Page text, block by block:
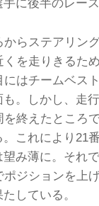
に後半のレース
らステアリン
を走りきるた
はチームベス
。しかし、走
終えたところ
。これにより21
み薄に。それ
ジションを上
している。